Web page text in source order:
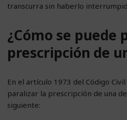
transcurra sin haberlo
¿Cómo se puede
prescripción de
En el artículo 1973 del Código
paralizar la prescripción de una
siguiente: